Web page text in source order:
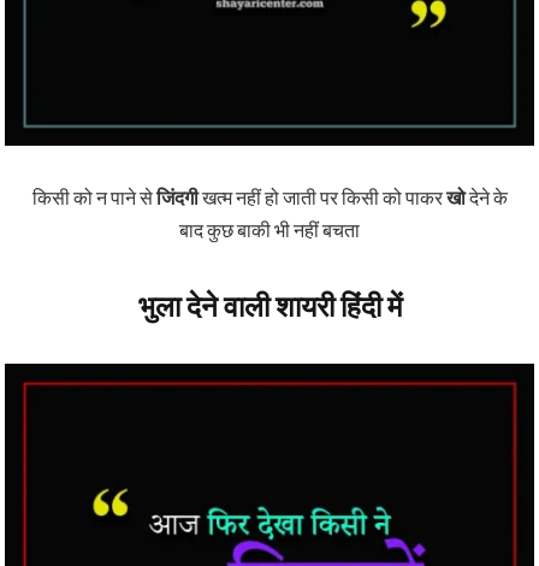
किसी को न पाने सेजिंदगीखत्म नहीं हो जाती पर किसी को पाकरखोदेने के
बाद कुछ बाकी भी नहीं बचता
भुला देने वाली शायरी हिंदी में